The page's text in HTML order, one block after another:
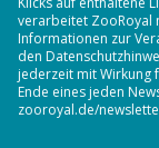
verarbeitet ZooRoyal
Informationen zur
den
jederzeit mit Wirkung
Ende eines jeden
zooroyal.de/